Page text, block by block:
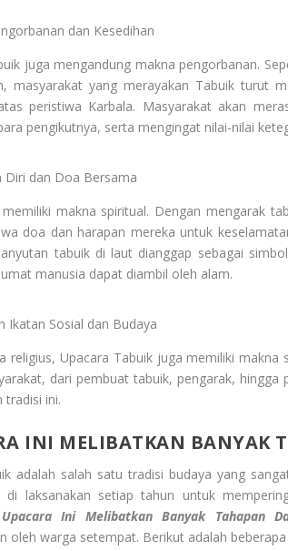
dan Kesedihan
juga mengandung makna pengorbanan.
masyarakat yang merayakan Tabuik turut
peristiwa Karbala. Masyarakat akan
pengikutnya, serta mengingat nilai-nilai
Diri dan Doa Bersama
makna spiritual. Dengan mengarak
doa dan harapan mereka untuk
tabuik di laut dianggap sebagai
manusia dapat diambil oleh alam.
Ikatan Sosial dan Budaya
religius, Upacara Tabuik juga memiliki
dari pembuat tabuik, pengarak,
tradisi ini.
INI MELIBATKAN BANYAK
adalah salah satu tradisi budaya yang
di laksanakan setiap tahun untuk
Upacara Ini Melibatkan Banyak Tahapan
oleh warga setempat. Berikut adalah